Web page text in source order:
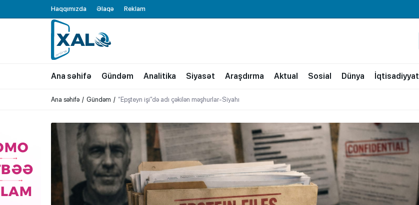
Haqqımızda Əlaqə Reklam
XALQ.ONLINE
ONLAYN PLATFORMA
Ana səhifə Gündəm Analitika Siyasət Araşdırma Aktual Sosial Dünya İqtisadiyyat
Ana səhifə Gündəm “Epşteyn işi”də adı çəkilən məşhurlar-Siyahı